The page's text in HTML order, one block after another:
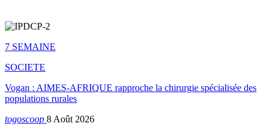
7 SEMAINE
SOCIETE
Vogan : AIMES-AFRIQUE rapproche la chirurgie spécialisée des
populations rurales
togoscoop 8 Août 2026